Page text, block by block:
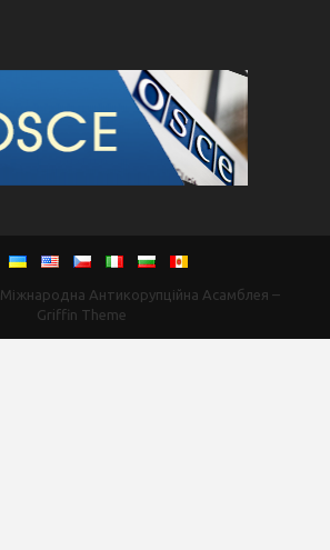
Міжнародна Антикорупційна Асамблея –
Griffin Theme